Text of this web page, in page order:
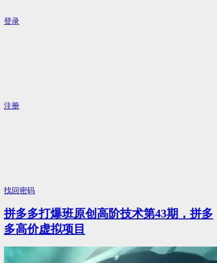
登录
注册
找回密码
拼多多打爆班原创高阶技术第43期，拼多
多高价虚拟项目